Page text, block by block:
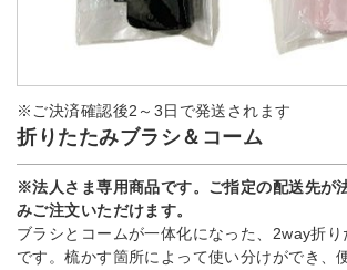
※ご決済確認後2～3日で発送されます
折りたたみブラシ＆コーム
※法人さま専用商品です。ご指定の配送先が
みご注文いただけます。
ブラシとコームが一体化になった、2way折
です。梳かす箇所によって使い分けができ、